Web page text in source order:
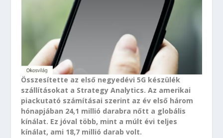
Összesítette az első negyedévi 5G készülék
szállításokat a Strategy Analytics. Az amerikai
piackutató számításai szerint az év első három
hónapjában 24,1 millió darabra nőtt a globális
kínálat. Ez jóval több, mint a múlt évi teljes
kínálat, ami 18,7 millió darab volt.